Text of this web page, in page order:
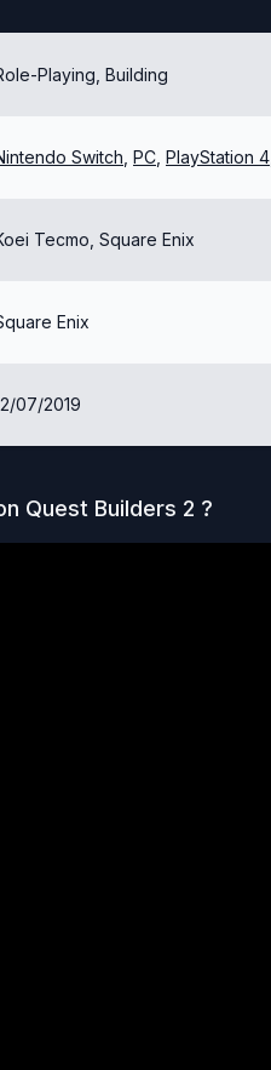
Playing, Building
Switch PC PlayStation 4
Tecmo, Square Enix
Enix
07/2019
Quest Builders 2 ?